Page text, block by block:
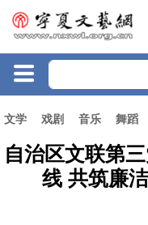
文学 戏剧 音乐 舞蹈
自治区文联第
线 共筑廉